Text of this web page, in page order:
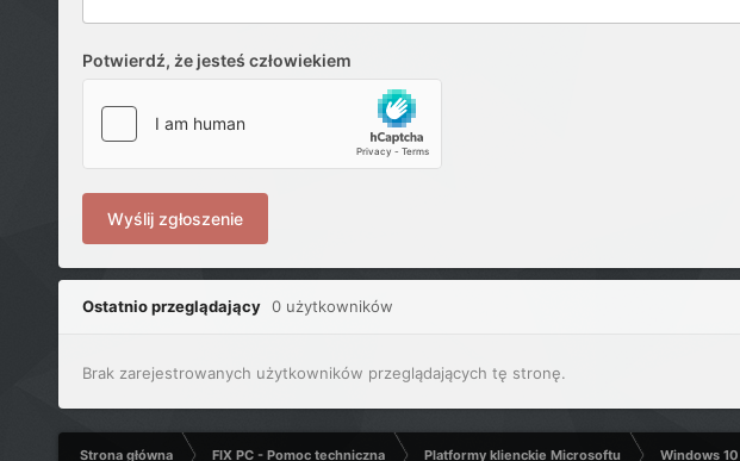
Potwierdź, że jesteś człowiekiem
Wyślij zgłoszenie
Ostatnio przeglądający 0 użytkowników
Brak zarejestrowanych użytkowników przeglądających tę stronę.
Strona główna FIX PC - Pomoc techniczna Platformy klienckie Microsoftu Windows 10